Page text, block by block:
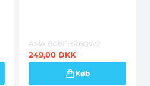
AMA B08FHR6QW2
249,00 DKK
Køb